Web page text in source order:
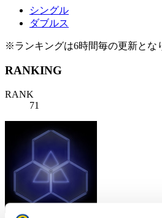
シングル
ダブルス
※ランキングは6時間毎の更新とな
RANKING
RANK
71